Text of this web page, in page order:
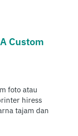
Custom
foto atau
hiress
tajam dan